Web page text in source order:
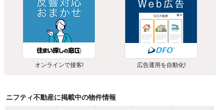
オンラインで接客! 広告運用を自動化!
ニフティ不動産に掲載中の物件情報